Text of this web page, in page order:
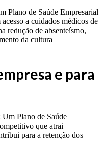
Plano de Saúde Empresarial
a cuidados médicos de
redução de absenteísmo,
da cultura
e para
Um Plano de Saúde
que atrai
para a retenção dos